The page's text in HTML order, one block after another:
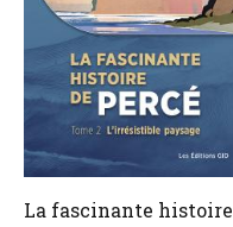
La fascinante histoire